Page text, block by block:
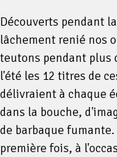
Découverts pendant
lâchement renié nos
teutons pendant plus
l'été les 12 titres de
délivraient à chaque
dans la bouche,
de barbaque
première fois, à